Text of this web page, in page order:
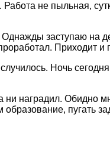
не пыльная,
заступаю на
Приходит и
Ночь
ни наградил. Обидно
пугать